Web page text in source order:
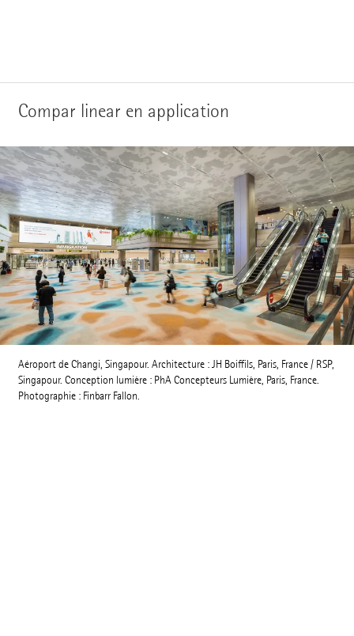
Compar linear en application
Aéroport de Changi, Singapour. Architecture : JH Boiffils, Paris, France / RSP,
Singapour. Conception lumière : PhA Concepteurs Lumière, Paris, France.
Photographie : Finbarr Fallon.